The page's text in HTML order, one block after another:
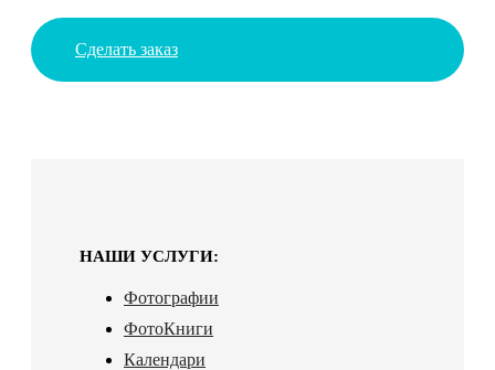
Сделать заказ
НАШИ УСЛУГИ:
Фотографии
ФотоКниги
Календари